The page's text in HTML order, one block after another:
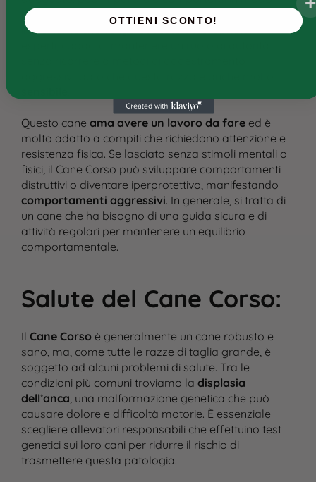
appropriato con nuove persone e situazioni. È
importante che venga educato da proprietari
Questo cane ama avere un lavoro da fareed è
molto adatto a compiti che richiedono attenzione e
resistenza fisica. Se lasciato senza stimoli mentali o
fisici, il Cane Corso può sviluppare comportamenti
distruttivi o diventare iperprotettivo, manifestando
comportamenti aggressivi. In generale, si tratta di
un cane che ha bisogno di una guida sicura e di
attività regolari per mantenere un equilibrio
comportamentale.
Salute del Cane Corso:
Il Cane Corsoè generalmente un cane robusto e
sano, ma, come tutte le razze di taglia grande, è
soggetto ad alcuni problemi di salute. Tra le
condizioni più comuni troviamo la displasia
dell’anca, una malformazione genetica che può
causare dolore e difficoltà motorie. È essenziale
scegliere allevatori responsabili che effettuino test
genetici sui loro cani per ridurre il rischio di
trasmettere questa patologia.
OTTIENI SCONTO!